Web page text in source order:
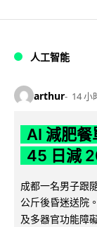
人工智能
arthur 14 小
AI 減肥
45 日減
成都一名男子跟
公斤後昏迷送院
及多器官功能障